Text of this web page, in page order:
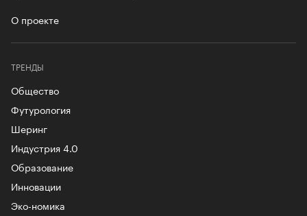
О проекте
ТРЕНДЫ
Общество
Футурология
Шеринг
Индустрия 4.0
Образование
Инновации
Эко-номика